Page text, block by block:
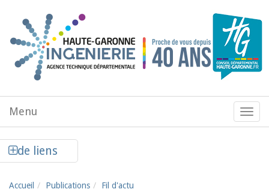
Menu
de
Menu
de liens
Accueil Publications
Fil d'actu